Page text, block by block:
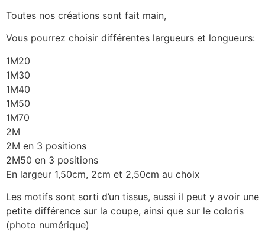
Toutes nos créations sont fait main,
Vous pourrez choisir différentes largueurs et longueurs:
1M20
1M30
1M40
1M50
1M70
2M
2M en 3 positions
2M50 en 3 positions
En largeur 1,50cm, 2cm et 2,50cm au choix
Les motifs sont sorti d’un tissus, aussi il peut y avoir une
petite différence sur la coupe, ainsi que sur le coloris
(photo numérique)